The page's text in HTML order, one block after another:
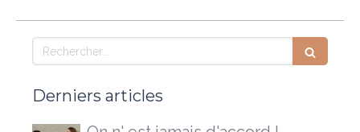
Rechercher
Derniers articles